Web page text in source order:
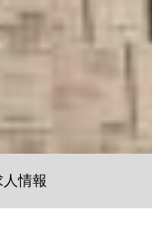
人情報